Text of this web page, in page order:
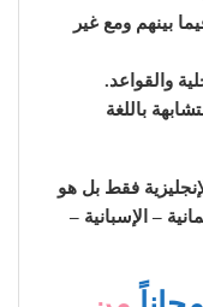
بينهم ومع غير
والقواعد.
باللغة
فقط بل هو
– الإسبانية –